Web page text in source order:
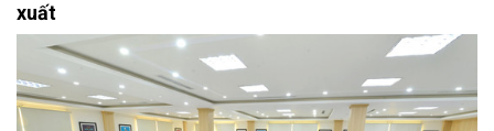
xuất